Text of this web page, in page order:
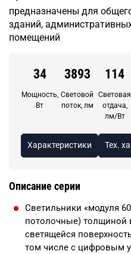
предназначены для
зданий,
помещений
34
Мощность,
Вт
3893
Световой
поток, лм
114
Световая
отдача,
лм/Вт
Характеристики Тех.
Описание серии
Cветильники «модуля
потолочные) толщиной
светящейся
том числе с цифровым